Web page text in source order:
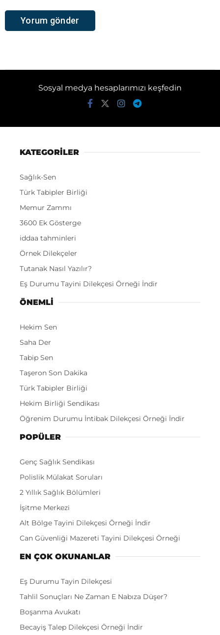
Sosyal medya hesaplarımızı keşfedin
KATEGORİLER
Sağlık-Sen
Türk Tabipler Birliği
Memur Zammı
3600 Ek Gösterge
iddaa tahminleri
Örnek Dilekçeler
Tutanak Nasıl Yazılır?
Eş Durumu Tayini Dilekçesi Örneği İndir
ÖNEMLI
Hekim Sen
Saha Der
Tabip Sen
Taşeron Son Dakika
Türk Tabipler Birliği
Hekim Birliği Sendikası
Öğrenim Durumu İntibak Dilekçesi Örneği İndir
POPÜLER
Genç Sağlık Sendikası
Polislik Mülakat Soruları
2 Yıllık Sağlık Bölümleri
İşitme Merkezi
Alt Bölge Tayini Dilekçesi Örneği İndir
Can Güvenliği Mazereti Tayini Dilekçesi Örneği
EN ÇOK OKUNANLAR
Eş Durumu Tayin Dilekçesi
Tahlil Sonuçları Ne Zaman E Nabıza Düşer?
Boşanma Avukatı
Becayiş Talep Dilekçesi Örneği İndir